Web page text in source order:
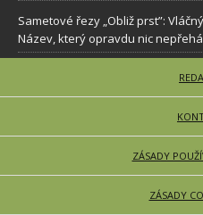
Sametové řezy „Obliž prst”:
Název, který opravdu nic
ZÁSADY
ZÁSADY